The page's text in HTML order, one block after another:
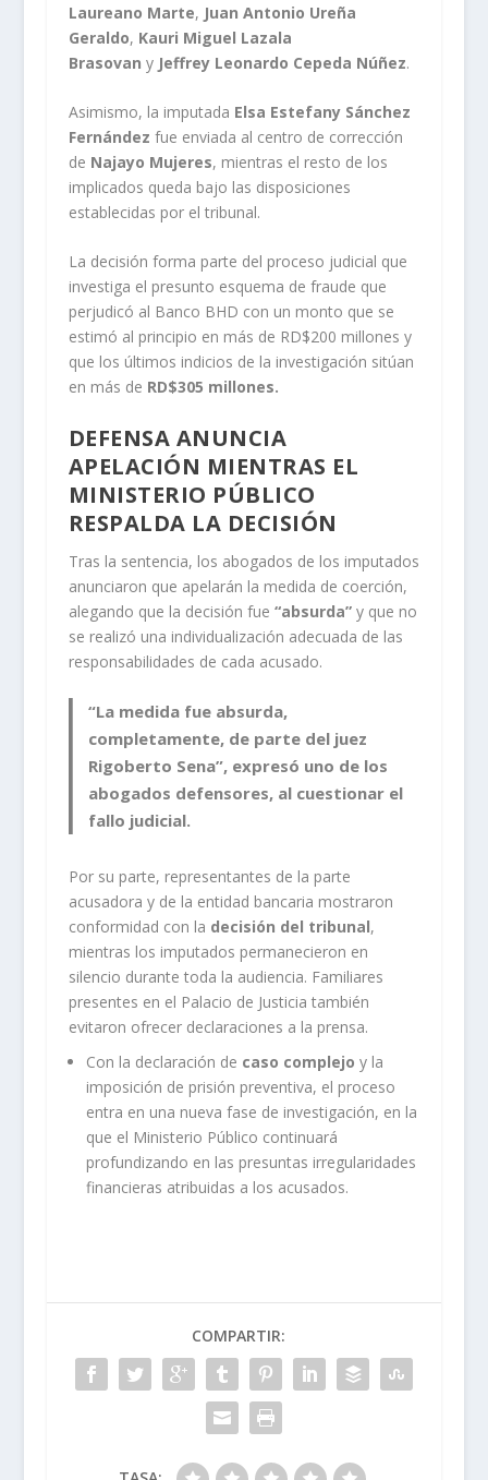
Laureano Marte, Juan Antonio Ureña
Geraldo, Kauri Miguel Lazala
Brasovan y Jeffrey Leonardo Cepeda Núñez.
Asimismo, la imputada Elsa Estefany Sánchez
Fernández fue enviada al centro de corrección
de Najayo Mujeres, mientras el resto de los
implicados queda bajo las disposiciones
establecidas por el tribunal.
La decisión forma parte del proceso judicial que
investiga el presunto esquema de fraude que
perjudicó al Banco BHD con un monto que se
estimó al principio en más de RD$200 millones y
que los últimos indicios de la investigación sitúan
en más de RD$305 millones.
DEFENSA ANUNCIA
APELACIÓN MIENTRAS EL
MINISTERIO PÚBLICO
RESPALDA LA DECISIÓN
Tras la sentencia, los abogados de los imputados
anunciaron que apelarán la medida de coerción,
alegando que la decisión fue “absurda” y que no
se realizó una individualización adecuada de las
responsabilidades de cada acusado.
“La medida fue absurda,
completamente, de parte del juez
Rigoberto Sena”, expresó uno de los
abogados defensores, al cuestionar el
fallo judicial.
Por su parte, representantes de la parte
acusadora y de la entidad bancaria mostraron
conformidad con la decisión del tribunal,
mientras los imputados permanecieron en
silencio durante toda la audiencia. Familiares
presentes en el Palacio de Justicia también
evitaron ofrecer declaraciones a la prensa.
Con la declaración de caso complejo y la
imposición de prisión preventiva, el proceso
entra en una nueva fase de investigación, en la
que el Ministerio Público continuará
profundizando en las presuntas irregularidades
financieras atribuidas a los acusados.
COMPARTIR: